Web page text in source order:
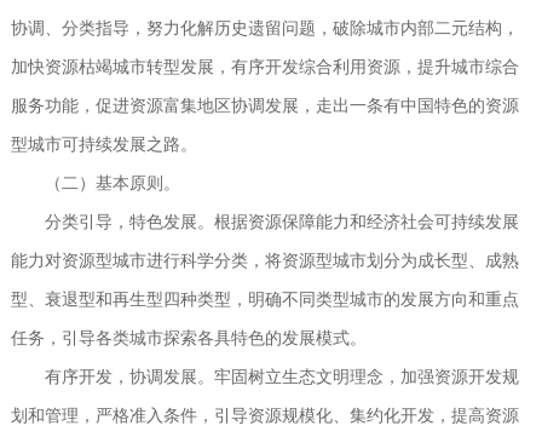
协调、分类指导，努力化解历史遗留问题，破除城市内部二元结构，
加快资源枯竭城市转型发展，有序开发综合利用资源，提升城市综合
服务功能，促进资源富集地区协调发展，走出一条有中国特色的资源
型城市可持续发展之路。
（二）基本原则。
分类引导，特色发展。根据资源保障能力和经济社会可持续发展
能力对资源型城市进行科学分类，将资源型城市划分为成长型、成熟
型、衰退型和再生型四种类型，明确不同类型城市的发展方向和重点
任务，引导各类城市探索各具特色的发展模式。
有序开发，协调发展。牢固树立生态文明理念，加强资源开发规
划和管理，严格准入条件，引导资源规模化、集约化开发，提高资源